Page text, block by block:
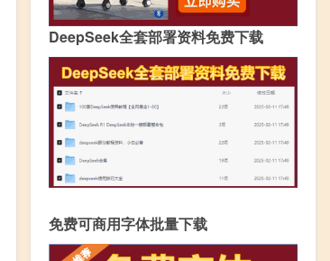
DeepSeek全套部署资料免费下载
免费可商用字体批量下载